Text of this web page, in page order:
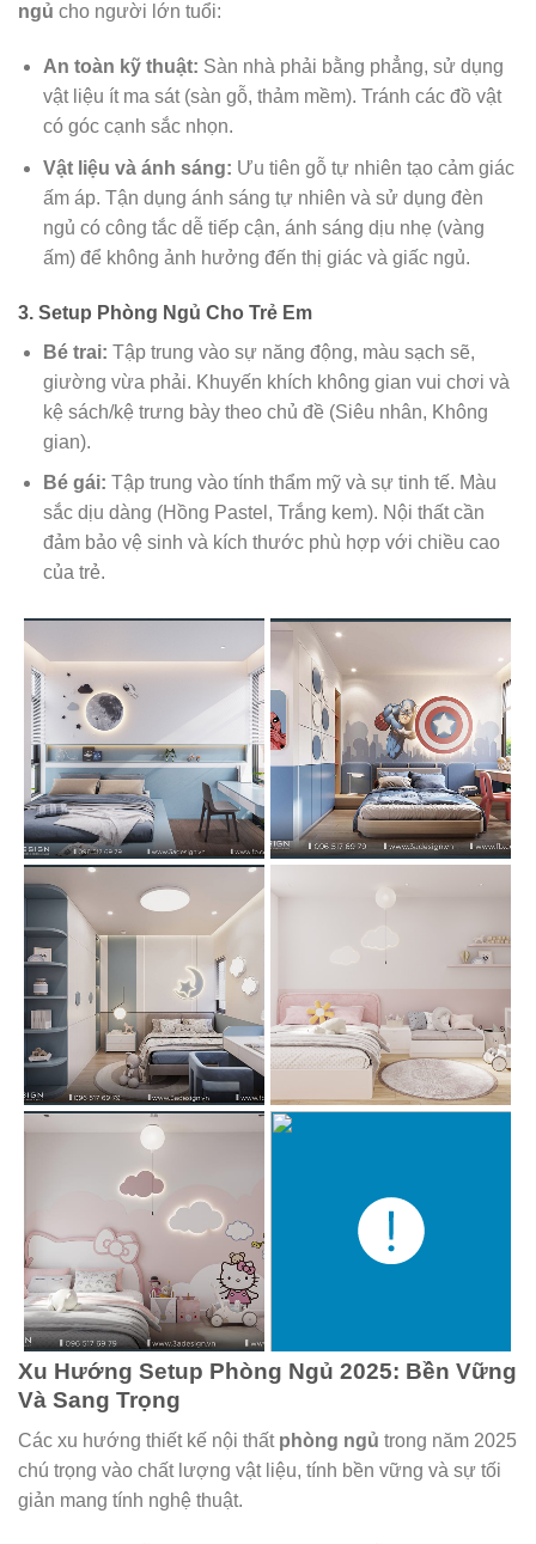
ngủ cho người lớn tuổi:
An toàn kỹ thuật: Sàn nhà phải bằng phẳng, sử dụng
vật liệu ít ma sát (sàn gỗ, thảm mềm). Tránh các đồ vật
có góc cạnh sắc nhọn.
Vật liệu và ánh sáng: Ưu tiên gỗ tự nhiên tạo cảm giác
ấm áp. Tận dụng ánh sáng tự nhiên và sử dụng đèn
ngủ có công tắc dễ tiếp cận, ánh sáng dịu nhẹ (vàng
ấm) để không ảnh hưởng đến thị giác và giấc ngủ.
3. Setup Phòng Ngủ Cho Trẻ Em
Bé trai: Tập trung vào sự năng động, màu sạch sẽ,
giường vừa phải. Khuyến khích không gian vui chơi và
kệ sách/kệ trưng bày theo chủ đề (Siêu nhân, Không
gian).
Bé gái: Tập trung vào tính thẩm mỹ và sự tinh tế. Màu
sắc dịu dàng (Hồng Pastel, Trắng kem). Nội thất cần
đảm bảo vệ sinh và kích thước phù hợp với chiều cao
của trẻ.
Xu Hướng Setup Phòng Ngủ 2025: Bền Vững
Và Sang Trọng
Các xu hướng thiết kế nội thất phòng ngủ trong năm 2025
chú trọng vào chất lượng vật liệu, tính bền vững và sự tối
giản mang tính nghệ thuật.